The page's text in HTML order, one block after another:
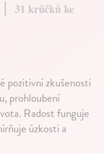
31 krůčků ke
pozitivní zkušenosti
prohloubení
Radost funguje
úzkosti a